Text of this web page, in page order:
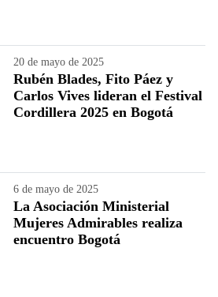
20 de mayo de 2025
Rubén Blades, Fito Páez y
Carlos Vives lideran el Festival
Cordillera 2025 en Bogotá
6 de mayo de 2025
La Asociación Ministerial
Mujeres Admirables realiza
encuentro Bogotá